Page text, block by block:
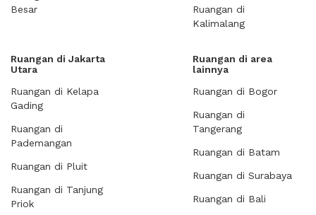
Besar
Ruangan di
Kalimalang
Ruangan di Jakarta
Utara
Ruangan di Kelapa
Gading
Ruangan di
Pademangan
Ruangan di Pluit
Ruangan di Tanjung
Priok
Ruangan di area
lainnya
Ruangan di Bogor
Ruangan di
Tangerang
Ruangan di Batam
Ruangan di Surabaya
Ruangan di Bali